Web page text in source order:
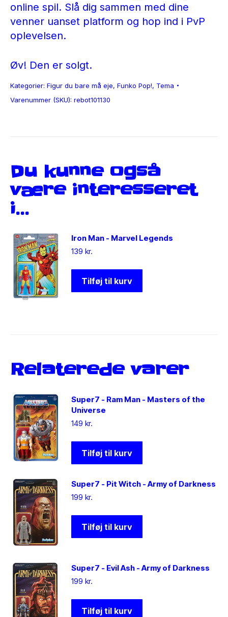
online spil. Slå dig sammen med dine
venner uanset platform og hop ind i PvP
oplevelsen.
Øv! Den er solgt.
Kategorier: Figur du bare må eje, Funko Pop!, Tema
Varenummer (SKU): rebot101130
Du kunne også
være interesseret
i…
Iron Man - Marvel Legends
139 kr.
Tilføj til kurv
Relaterede varer
Super7 - Ram Man - Masters of the
Universe
149 kr.
Tilføj til kurv
Super7 - Pit Witch - Army of Darkness
199 kr.
Tilføj til kurv
Super7 - Evil Ash - Army of Darkness
199 kr.
Tilføj til kurv